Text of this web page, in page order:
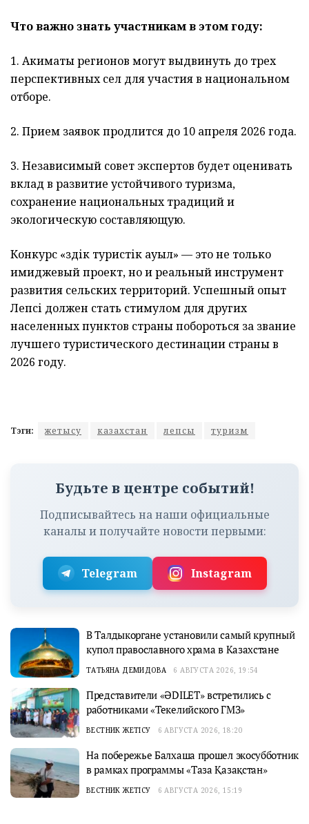
Что важно знать участникам в этом году:
1. Акиматы регионов могут выдвинуть до трех
перспективных сел для участия в национальном
отборе.
2. Прием заявок продлится до 10 апреля 2026 года.
3. Независимый совет экспертов будет оценивать
вклад в развитие устойчивого туризма,
сохранение национальных традиций и
экологическую составляющую.
Конкурс «Үздік туристік ауыл» — это не только
имиджевый проект, но и реальный инструмент
развития сельских территорий. Успешный опыт
Лепсі должен стать стимулом для других
населенных пунктов страны побороться за звание
лучшего туристического дестинации страны в
2026 году.
Тэги: жетысу казахстан лепсы туризм
Будьте в центре событий!
Подписывайтесь на наши официальные
каналы и получайте новости первыми:
Telegram Instagram
В Талдыкоргане установили самый крупный
купол православного храма в Казахстане
ТАТЬЯНА ДЕМИДОВА 6 АВГУСТА 2026, 19:54
Представители «ӘDILET» встретились с
работниками «Текелийского ГМЗ»
ВЕСТНИК ЖЕТІСУ 6 АВГУСТА 2026, 18:20
На побережье Балхаша прошел экосубботник
в рамках программы «Таза Қазақстан»
ВЕСТНИК ЖЕТІСУ 6 АВГУСТА 2026, 15:19